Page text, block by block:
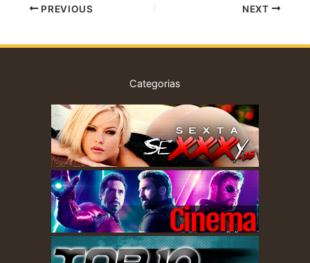
no i-Concerts London
PREVIOUS NEXT
Categorias